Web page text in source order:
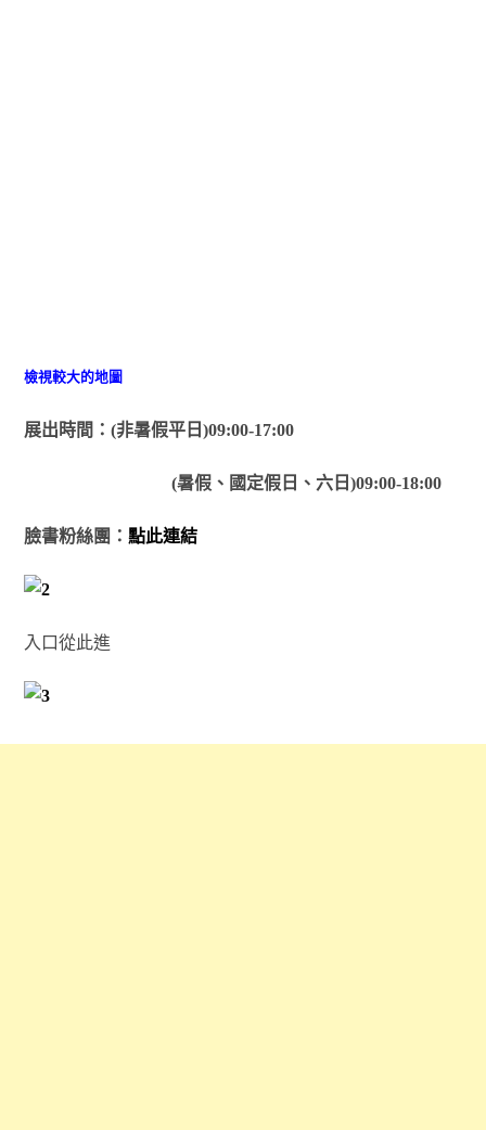
檢視較大的地圖
展出時間：(非暑假平日)09:00-17:00
(暑假、國定假日、六日)09:00-18:00
臉書粉絲團： 點此連結
入口從此進